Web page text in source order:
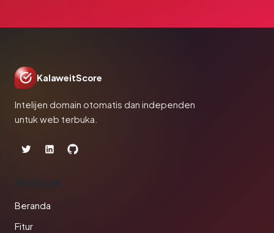
KalaweitScore
Intelijen domain otomatis dan independen
untuk web terbuka.
PRODUK
Beranda
Fitur